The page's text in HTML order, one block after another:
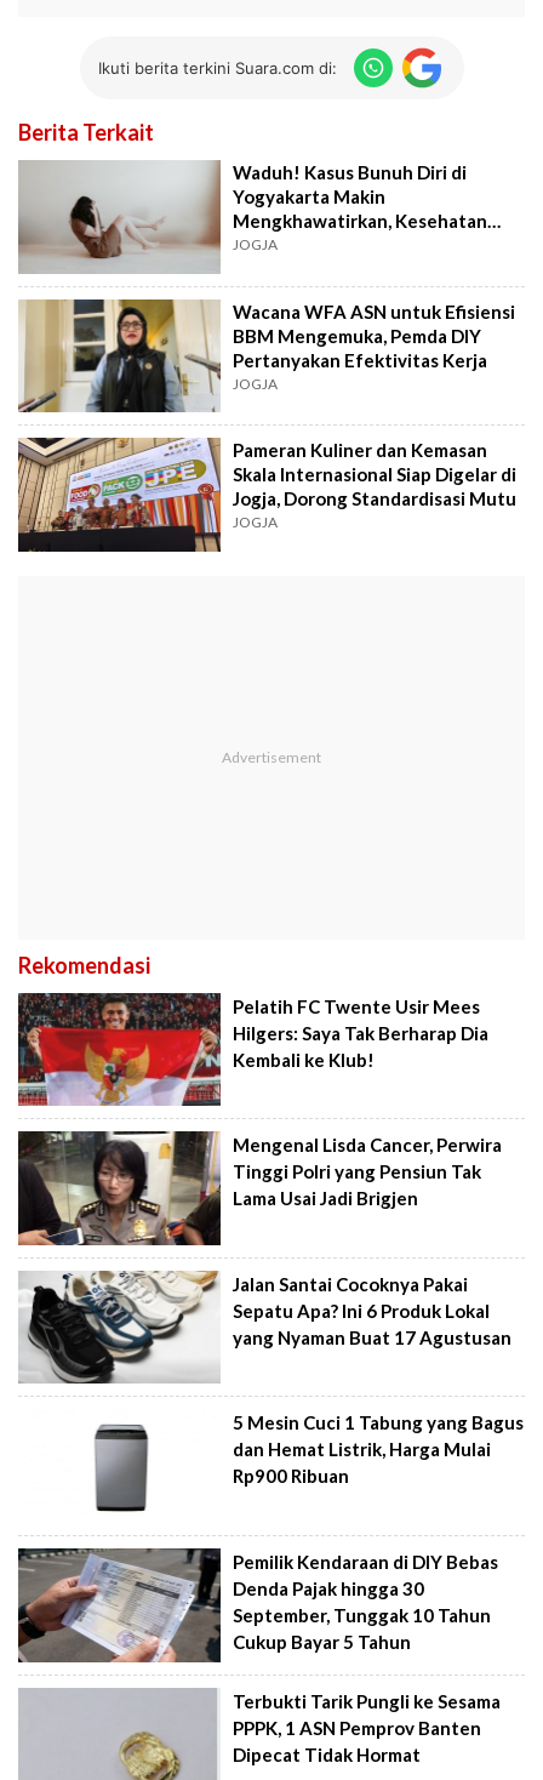
Ikuti berita terkini Suara.com di:
Berita Terkait
Waduh! Kasus Bunuh Diri di
Yogyakarta Makin
Mengkhawatirkan, Kesehatan
Mental Jangan Dianggap Remeh
JOGJA
Wacana WFA ASN untuk Efisiensi
BBM Mengemuka, Pemda DIY
Pertanyakan Efektivitas Kerja
JOGJA
Pameran Kuliner dan Kemasan
Skala Internasional Siap Digelar di
Jogja, Dorong Standardisasi Mutu
JOGJA
Rekomendasi
Pelatih FC Twente Usir Mees
Hilgers: Saya Tak Berharap Dia
Kembali ke Klub!
Mengenal Lisda Cancer, Perwira
Tinggi Polri yang Pensiun Tak
Lama Usai Jadi Brigjen
Jalan Santai Cocoknya Pakai
Sepatu Apa? Ini 6 Produk Lokal
yang Nyaman Buat 17 Agustusan
5 Mesin Cuci 1 Tabung yang Bagus
dan Hemat Listrik, Harga Mulai
Rp900 Ribuan
Pemilik Kendaraan di DIY Bebas
Denda Pajak hingga 30
September, Tunggak 10 Tahun
Cukup Bayar 5 Tahun
Terbukti Tarik Pungli ke Sesama
PPPK, 1 ASN Pemprov Banten
Dipecat Tidak Hormat